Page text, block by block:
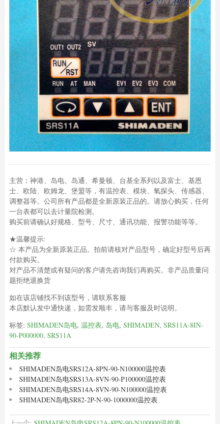
主营：神港、岛电、岛通、希曼顿、台基全系列以及富士、基恩
士、欧陆、欧姆龙、堡盟等，有温控表、模块、氧探头、传感器、
调整器等。公司所有产品都是全新原装正品的。请放心购买，任何
一台表都可以去计量院检测。
购买前请确认好规格、型号、尺寸、通讯功能、报警功能等等。
★温馨提示:
☆ 本产品为全新原装正品。拍前请核对产品型号，确定好型号后再
付款购买。
对产品不清楚或有疑问的客户请先咨询我们再购买。非产品质量问
题拒绝退换货
如在该店铺找不到该型号，请联系客服
本店默认发中通快递，如需发顺丰，请与客服及时说明。
标签: SHIMADEN岛电, 温控表, 岛电, SHIMADEN, SRS11A-8IN-
90-P000000, SRS11A
相关推荐
SHIMADEN岛电SRS12A-8PN-90-N100000温控表
SHIMADEN岛电SRS13A-8VN-90-P100000温控表
SHIMADEN岛电SRS14A-8VN-90-N100000温控表
SHIMADEN岛电SR82-2P-N-90-1000000温控表